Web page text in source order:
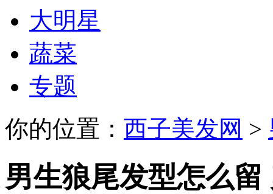
大明星
蔬菜
专题
你的位置： 西子美发网 >
男生狼尾发型怎么